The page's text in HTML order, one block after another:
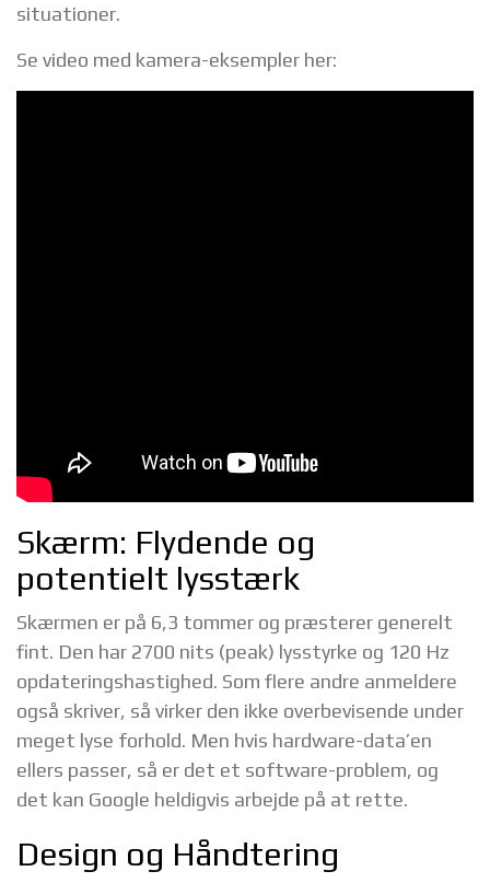
situationer.
Se video med kamera-eksempler her:
Skærm: Flydende og
potentielt lysstærk
Skærmen er på 6,3 tommer og præsterer generelt
fint. Den har 2700 nits (peak) lysstyrke og 120 Hz
opdateringshastighed. Som flere andre anmeldere
også skriver, så virker den ikke overbevisende under
meget lyse forhold. Men hvis hardware-data’en
ellers passer, så er det et software-problem, og
det kan Google heldigvis arbejde på at rette.
Design og Håndtering